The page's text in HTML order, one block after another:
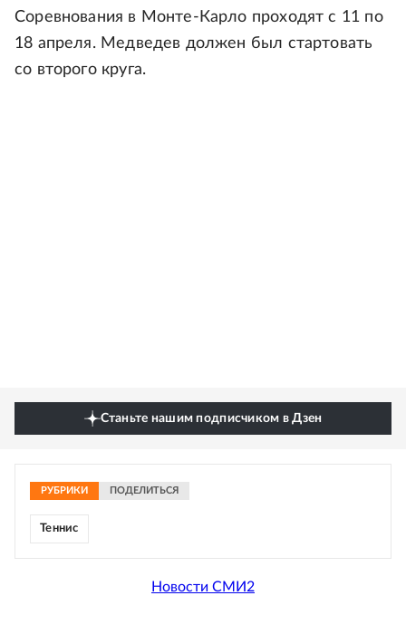
Соревнования в Монте-Карло проходят с 11 по
18 апреля. Медведев должен был стартовать
со второго круга.
Станьте нашим подписчиком в Дзен
РУБРИКИ ПОДЕЛИТЬСЯ
Теннис
Новости СМИ2